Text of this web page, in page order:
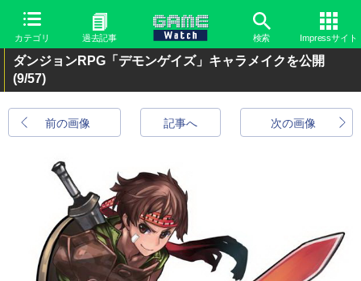
カテゴリ 過去記事 検索 Impressサイト
ダンジョンRPG「デモンゲイズ」キャラメイクを公開
(9/57)
前の画像 次の画像
記事へ